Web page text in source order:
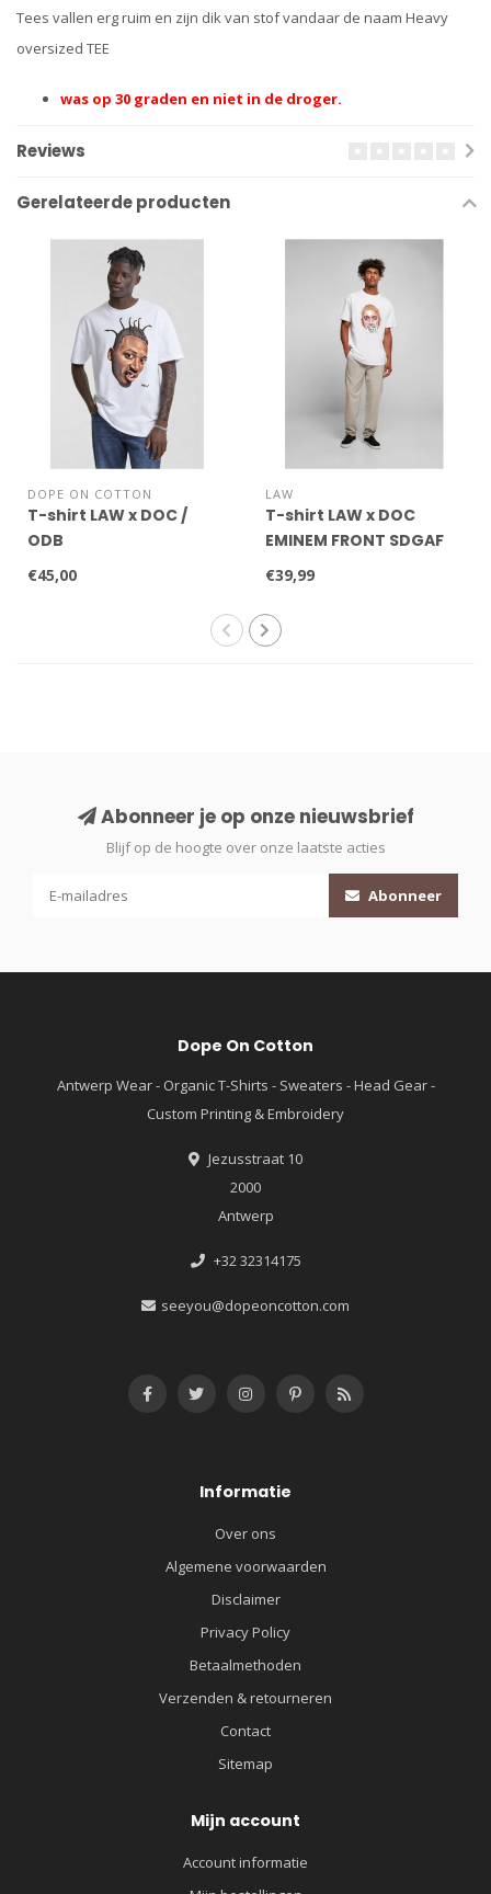
Tees vallen erg ruim en zijn dik van stof vandaar de naam Heavy
oversized TEE
was op 30 graden en niet in de droger.
Reviews
Gerelateerde producten
DOPE ON COTTON
T-shirt LAW x DOC /
ODB
€45,00
LAW
T-shirt LAW x DOC
EMINEM FRONT SDGAF
€39,99
Abonneer je op onze nieuwsbrief
Blijf op de hoogte over onze laatste acties
Abonneer
Dope On Cotton
Antwerp Wear - Organic T-Shirts - Sweaters - Head Gear -
Custom Printing & Embroidery
Jezusstraat 10
2000
Antwerp
+32 32314175
seeyou@dopeoncotton.com
Informatie
Over ons
Algemene voorwaarden
Disclaimer
Privacy Policy
Betaalmethoden
Verzenden & retourneren
Contact
Sitemap
Mijn account
Account informatie